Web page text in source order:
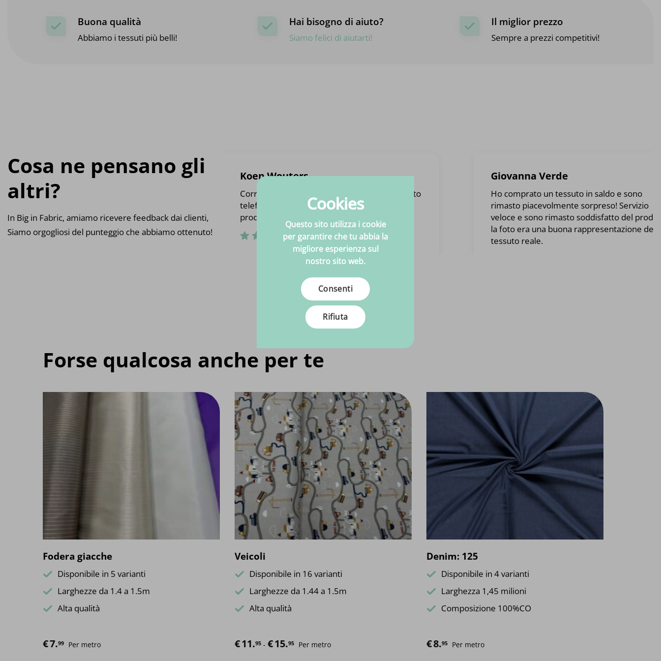
Buona qualità
Abbiamo i tessuti più belli!
Hai bisogno di aiuto?
Siamo felici di aiutarti!
Il miglior prezzo
Sempre a prezzi competitivi!
Cosa ne pensano gli
altri?
In Big in Fabric, amiamo ricevere feedback dai clienti,
Siamo orgogliosi del punteggio che abbiamo ottenuto!
Koen Wouters
Corretta gestione dell'ordine. È stato contattato
telefonicamente con un'alternativa ad un
prodotto che non era più disponibile.
Giovanna Verde
Ho comprato un tessuto in saldo e sono
rimasto piacevolmente sorpreso! Servizio
veloce e sono rimasto soddisfatto del
la foto era una buona rappresentazione del
tessuto reale.
Forse qualcosa anche per te
Fodera giacche
Disponibile in 5 varianti
Larghezze da 1.4 a 1.5m
Alta qualità
€7.99 Per metro
Veicoli
Disponibile in 16 varianti
Larghezze da 1.44 a 1.5m
Alta qualità
€11.95 - €15.95 Fascia di prezzo: da €11.95 a €15.95
Per metro
Denim: 125
Disponibile in 4 varianti
Larghezza 1,45 milioni
Composizione 100%CO
€8.95 Per metro
Cookies
Questo sito utilizza i cookie
per garantire che tu abbia la
migliore esperienza sul
nostro sito web.
Consenti
Rifiuta